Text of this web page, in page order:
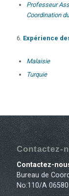
Professeur
Coordination
Expérience
Malaisie
Turquie
Contactez-
Contactez-
Bureau de
No:110/A